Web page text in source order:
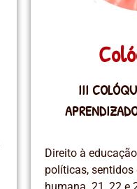
III
Direito à
políticas,